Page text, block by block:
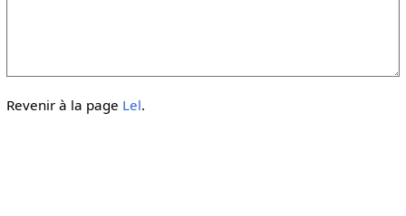
Revenir à la page Lel.